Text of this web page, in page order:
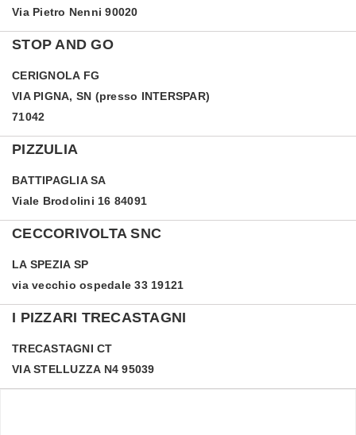
Via Pietro Nenni 90020
STOP AND GO
CERIGNOLA FG
VIA PIGNA, SN (presso INTERSPAR)
71042
PIZZULIA
BATTIPAGLIA SA
Viale Brodolini 16 84091
CECCORIVOLTA SNC
LA SPEZIA SP
via vecchio ospedale 33 19121
I PIZZARI TRECASTAGNI
TRECASTAGNI CT
VIA STELLUZZA N4 95039